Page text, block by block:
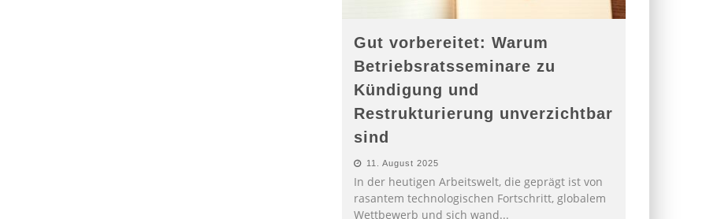
Gut vorbereitet: Warum
Betriebsratsseminare zu
Kündigung und
Restrukturierung unverzichtbar
sind
11. August 2025
In der heutigen Arbeitswelt, die geprägt ist von
rasantem technologischen Fortschritt, globalem
Wettbewerb und sich wand...